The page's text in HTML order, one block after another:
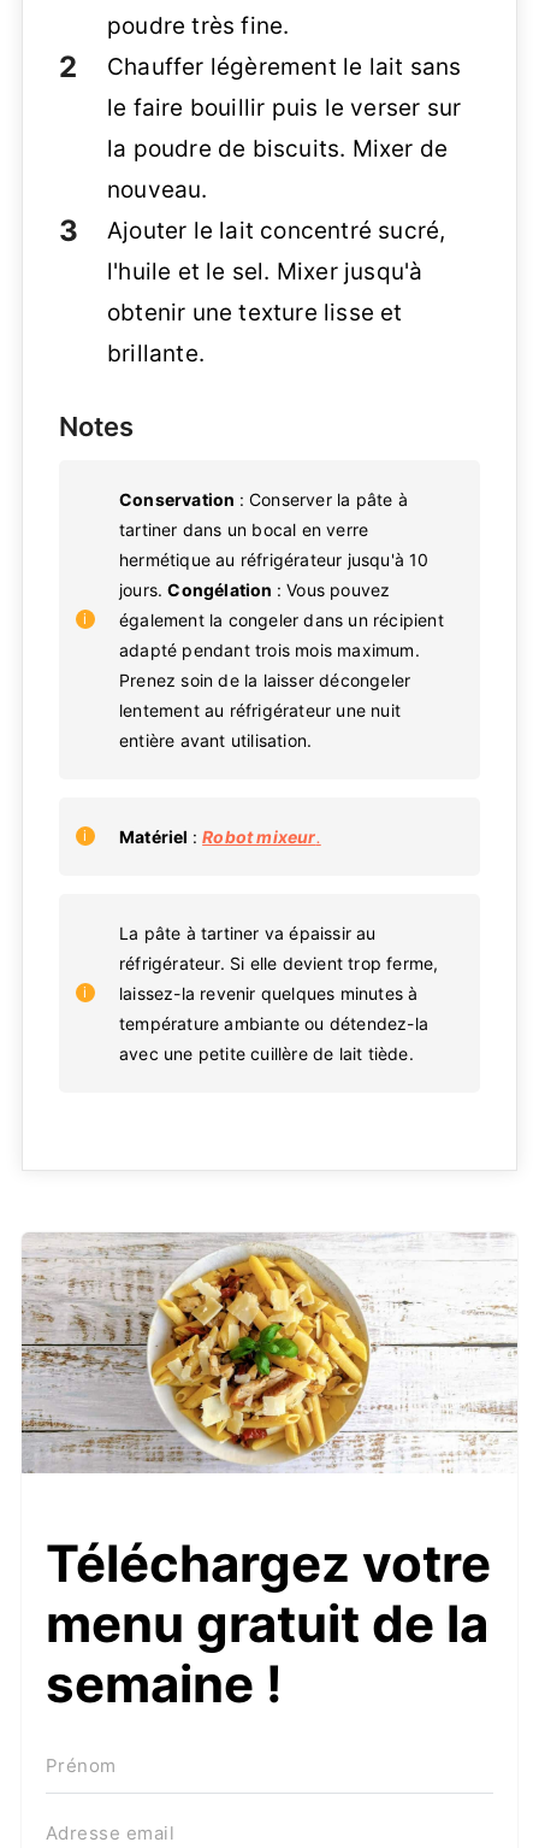
poudre très fine.
Chauffer légèrement le lait sans
le faire bouillir puis le verser sur
la poudre de biscuits. Mixer de
nouveau.
Ajouter le lait concentré sucré,
l'huile et le sel. Mixer jusqu'à
obtenir une texture lisse et
brillante.
Notes
Conservation : Conserver la pâte à
tartiner dans un bocal en verre
hermétique au réfrigérateur jusqu'à 10
jours.Congélation : Vous pouvez
également la congeler dans un récipient
adapté pendant trois mois maximum.
Prenez soin de la laisser décongeler
lentement au réfrigérateur une nuit
entière avant utilisation.
Matériel :Robot mixeur.
La pâte à tartiner va épaissir au
réfrigérateur. Si elle devient trop ferme,
laissez-la revenir quelques minutes à
température ambiante ou détendez-la
avec une petite cuillère de lait tiède.
Téléchargez votre
menu gratuit de la
semaine !